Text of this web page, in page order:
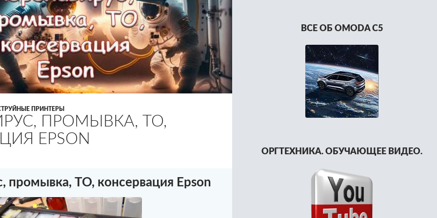
ПРИНТЕРЫ
ПРОМЫВКА, ТО,
EPSON
промывка, ТО, консервация Epson
ВСЕ ОБ OMODA C5
ОРГТЕХНИКА. ОБУЧАЮЩЕЕ ВИДЕО.